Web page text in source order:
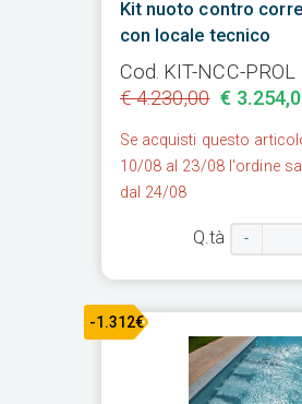
Kit nuoto contro
con locale tecnico
Cod. KIT-NCC-PROL
€ 4.230,00 €
Se acquisti questo
10/08 al 23/08 l'ordine
dal 24/08
Q.tà -
-1.312€